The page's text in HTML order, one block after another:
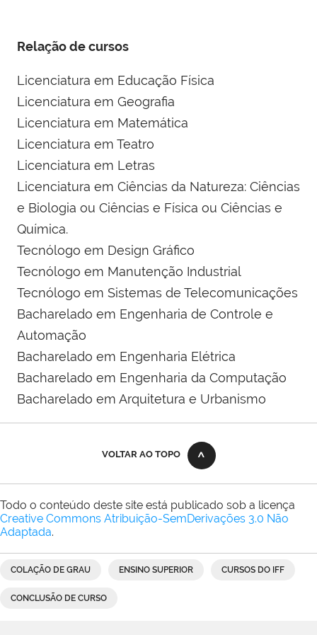
Relação de cursos
Licenciatura em Educação Física
Licenciatura em Geografia
Licenciatura em Matemática
Licenciatura em Teatro
Licenciatura em Letras
Licenciatura em Ciências da Natureza: Ciências
e Biologia ou Ciências e Física ou Ciências e
Química.
Tecnólogo em Design Gráfico
Tecnólogo em Manutenção Industrial
Tecnólogo em Sistemas de Telecomunicações
Bacharelado em Engenharia de Controle e
Automação
Bacharelado em Engenharia Elétrica
Bacharelado em Engenharia da Computação
Bacharelado em Arquitetura e Urbanismo
VOLTAR AO TOPO
Todo o conteúdo deste site está publicado sob a licença
Creative Commons Atribuição-SemDerivações 3.0 Não
Adaptada.
COLAÇÃO DE GRAU ENSINO SUPERIOR CURSOS DO IFF
CONCLUSÃO DE CURSO